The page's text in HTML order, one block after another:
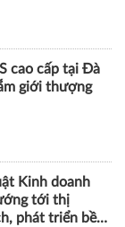
cao cấp tại Đà
giới thượng
Kinh doanh
tới thị
phát triển bền